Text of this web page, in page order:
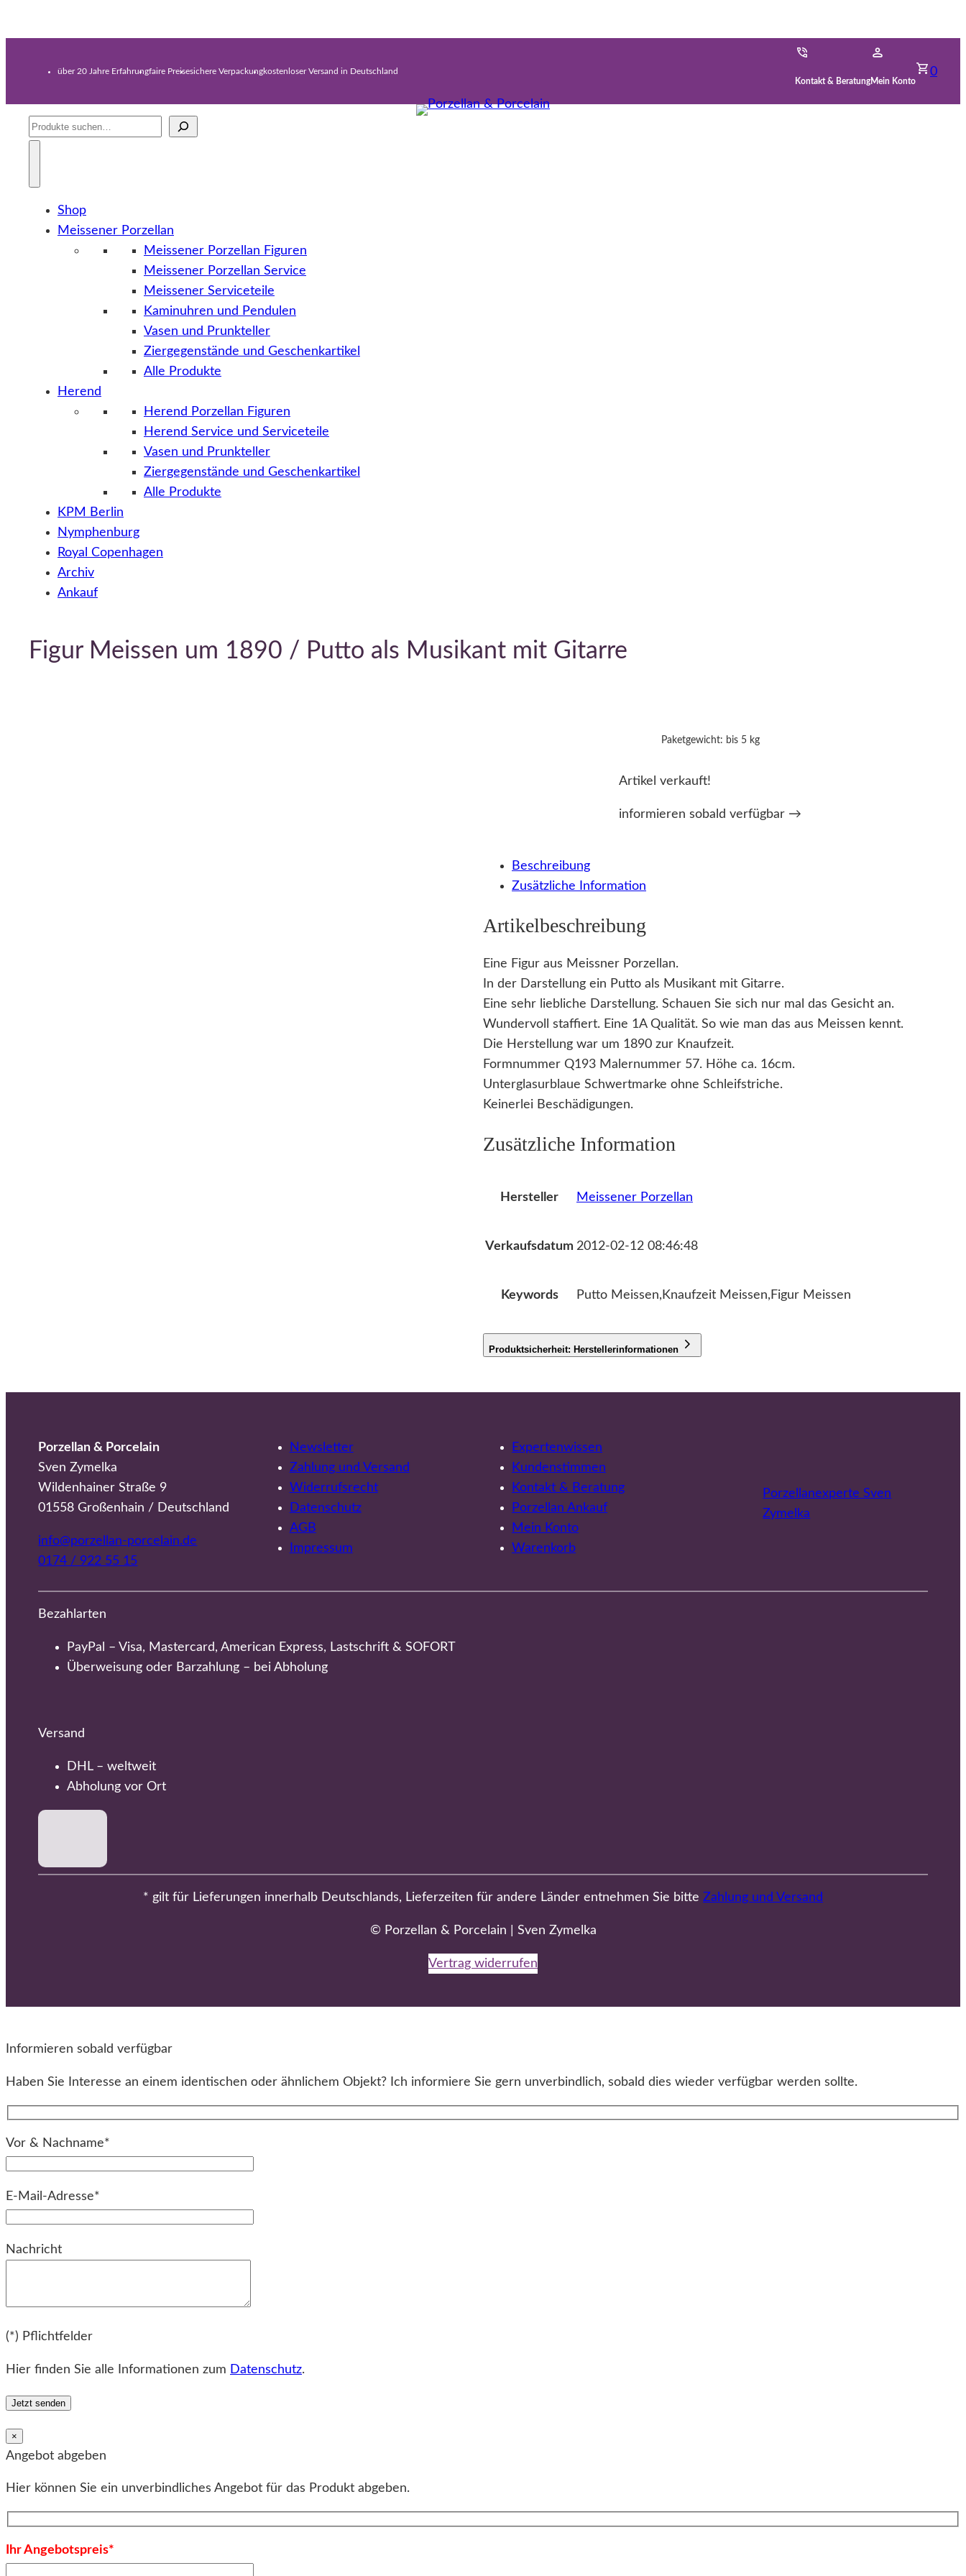
über 20 Jahre Erfahrungfaire Preisesichere Verpackungkostenloser Versand in Deutschland
Kontakt & BeratungMein Konto
0
Suche
Shop
Meissener Porzellan
Meissener Porzellan Figuren
Meissener Porzellan Service
Meissener Serviceteile
Kaminuhren und Pendulen
Vasen und Prunkteller
Ziergegenstände und Geschenkartikel
Alle Produkte
Herend
Herend Porzellan Figuren
Herend Service und Serviceteile
Vasen und Prunkteller
Ziergegenstände und Geschenkartikel
Alle Produkte
KPM Berlin
Nymphenburg
Royal Copenhagen
Archiv
Ankauf
Figur Meissen um 1890 / Putto als Musikant mit Gitarre
Paketgewicht: bis 5 kg
Artikel verkauft!
informieren sobald verfügbar →
Beschreibung
Zusätzliche Information
Artikelbeschreibung
Eine Figur aus Meissner Porzellan.
In der Darstellung ein Putto als Musikant mit Gitarre.
Eine sehr liebliche Darstellung. Schauen Sie sich nur mal das Gesicht an.
Wundervoll staffiert. Eine 1A Qualität. So wie man das aus Meissen kennt.
Die Herstellung war um 1890 zur Knaufzeit.
Formnummer Q193 Malernummer 57. Höhe ca. 16cm.
Unterglasurblaue Schwertmarke ohne Schleifstriche.
Keinerlei Beschädigungen.
Zusätzliche Information
Hersteller Meissener Porzellan
Verkaufsdatum 2012-02-12 08:46:48
Keywords Putto Meissen,Knaufzeit Meissen,Figur Meissen
Produktsicherheit: Herstellerinformationen
Porzellan & Porcelain
Sven Zymelka
Wildenhainer Straße 9
01558 Großenhain / Deutschland
info@porzellan-porcelain.de
0174 / 922 55 15
Newsletter
Zahlung und Versand
Widerrufsrecht
Datenschutz
AGB
Impressum
Expertenwissen
Kundenstimmen
Kontakt & Beratung
Porzellan Ankauf
Mein Konto
Warenkorb
Porzellanexperte Sven
Zymelka
Bezahlarten
PayPal – Visa, Mastercard, American Express, Lastschrift & SOFORT
Überweisung oder Barzahlung – bei Abholung
Versand
DHL – weltweit
Abholung vor Ort
* gilt für Lieferungen innerhalb Deutschlands, Lieferzeiten für andere Länder entnehmen Sie bitte Zahlung und Versand
© Porzellan & Porcelain | Sven Zymelka
Vertrag widerrufen
Informieren sobald verfügbar
Haben Sie Interesse an einem identischen oder ähnlichem Objekt? Ich informiere Sie gern unverbindlich, sobald dies wieder verfügbar werden sollte.
Vor & Nachname*
E-Mail-Adresse*
Nachricht
(*) Pflichtfelder
Hier finden Sie alle Informationen zum Datenschutz.
×
Angebot abgeben
Hier können Sie ein unverbindliches Angebot für das Produkt abgeben.
Ihr Angebotspreis*